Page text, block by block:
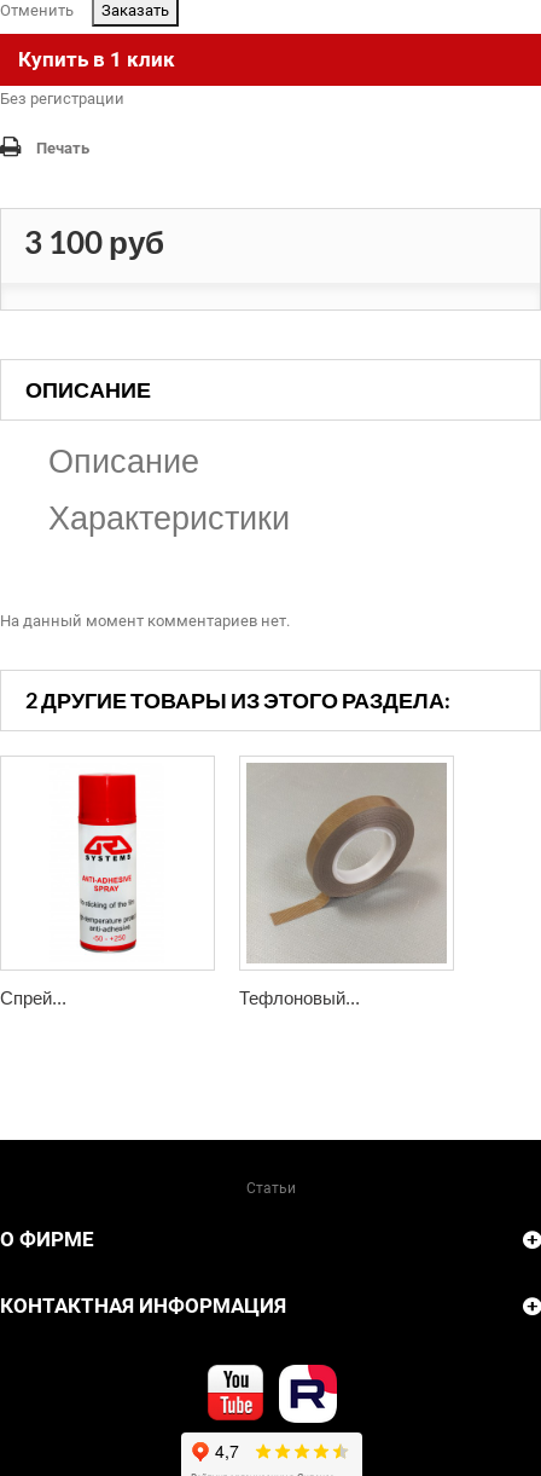
Отменить
.
Купить в 1 клик
Без регистрации
Печать
3 100 руб
ОПИСАНИЕ
Описание
Характеристики
На данный момент комментариев нет.
2 ДРУГИЕ ТОВАРЫ ИЗ ЭТОГО РАЗДЕЛА:
Спрей... Тефлоновый...
Статьи
О ФИРМЕ
КОНТАКТНАЯ ИНФОРМАЦИЯ